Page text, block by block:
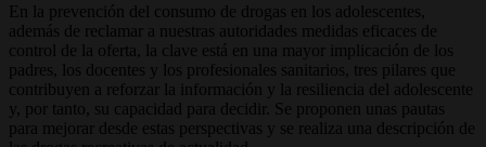
En la prevención del consumo de drogas en los adolescentes,
además de reclamar a nuestras autoridades medidas eficaces de
control de la oferta, la clave está en una mayor implicación de los
padres, los docentes y los profesionales sanitarios, tres pilares que
contribuyen a reforzar la información y la resiliencia del adolescente
y, por tanto, su capacidad para decidir. Se proponen unas pautas
para mejorar desde estas perspectivas y se realiza una descripción de